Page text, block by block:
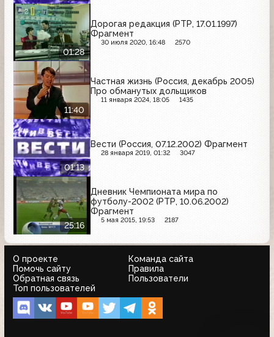
01:28
Дорогая редакция (РТР, 17.01.1997)
Фрагмент
30 июля 2020, 16:48 2570
11:40
Частная жизнь (Россия, декабрь 2005)
Про обманутых дольщиков
11 января 2024, 18:05 1435
01:13
Вести (Россия, 07.12.2002) Фрагмент
28 января 2019, 01:32 3047
25:16
Дневник Чемпионата мира по
футболу-2002 (РТР, 10.06.2002)
Фрагмент
5 мая 2015, 19:53 2187
О проекте
Команда сайта
Помочь сайту
Правила
Обратная связь
Пользователи
Топ пользователей